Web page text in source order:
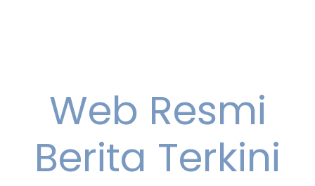
Web Resmi
Berita Terkini